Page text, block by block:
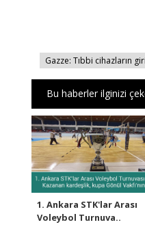
Gazze: Tıbbi cihazların
Bu haberler ilginizi
1. Ankara STK'lar Arası
Voleybol Turnuva..